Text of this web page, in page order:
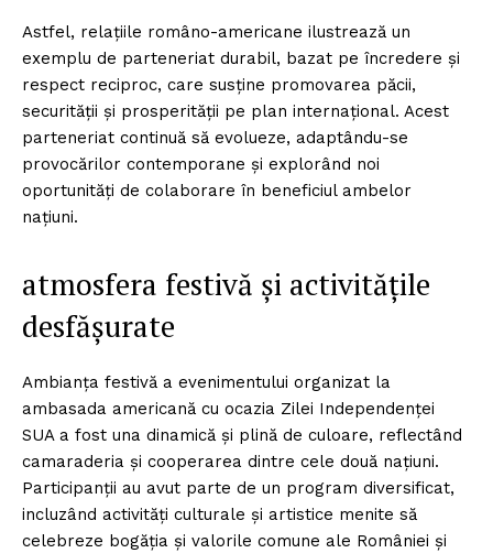
Astfel, relațiile româno-americane ilustrează un
exemplu de parteneriat durabil, bazat pe încredere și
respect reciproc, care susține promovarea păcii,
securității și prosperității pe plan internațional. Acest
parteneriat continuă să evolueze, adaptându-se
provocărilor contemporane și explorând noi
oportunități de colaborare în beneficiul ambelor
națiuni.
atmosfera festivă și activitățile
desfășurate
Ambianța festivă a evenimentului organizat la
ambasada americană cu ocazia Zilei Independenței
SUA a fost una dinamică și plină de culoare, reflectând
camaraderia și cooperarea dintre cele două națiuni.
Participanții au avut parte de un program diversificat,
incluzând activități culturale și artistice menite să
celebreze bogăția și valorile comune ale României și